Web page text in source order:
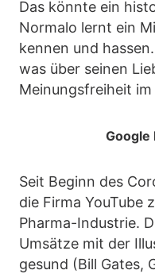
Das könnte ein
Normalo lernt ein
kennen und
was über seinen
Meinungsfreiheit im
Google
Seit Beginn des
die Firma YouTube
Pharma-Industrie.
Umsätze mit der
gesund (Bill Gates,